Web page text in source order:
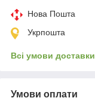
Нова Пошта
Укрпошта
Всі умови доставки
Умови оплати